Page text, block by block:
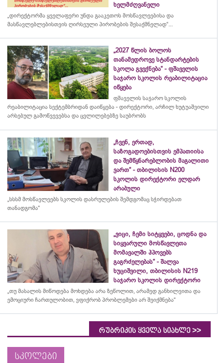
ხელმძღვანელი
„დირექტორმა ყველაფერი უნდა გააკეთოს მოსწავლეებისა და
მასწავლებლებისთვის ღირსეული პირობების შესაქმნელად“...
„2027 წლის ბოლოს
თანამედროვე სტანდარტების
სკოლა გვექნება“ - ფშაველის
საჯარო სკოლის რეაბილიტაცია
იწყება
ფშაველის საჯარო სკოლის
რეაბილიტაცია სექტემბრიდან დაიწყება - დირექტორი, არჩილ ხუტუაშვილი
არსებულ გამოწვევებსა და ცვლილებებზე საუბრობს
„ჩვენ, ერთად,
საზოგადოებისთვის ემპათიისა
და შემწყნარებლობის მაგალითი
ვართ“ - თბილისის N200
სკოლის დირექტორი ელდარ
არაბული
„სსსმ მოსწავლეებს სკოლის დასრულების შემდგომაც სჭირდებათ
თანადგომა“
„ვიცი, ჩემი სიტყვები, ცოდნა და
სიყვარული მოსწავლეთა
მომავალში ჰპოვებს
გაგრძელებას“ - შალვა
ხუციშვილი, თბილისის N219
საჯარო სკოლის დირექტორი
„თუ მასალის მიწოდება მოხდება არა ზეწოლით, არამედ განხილვითა და
ემოციური ჩართულობით, ვფიქრობ პრობლემები არ შეიქმნება“
რუბრიკის ყველა სიახლე >>
სკოლები